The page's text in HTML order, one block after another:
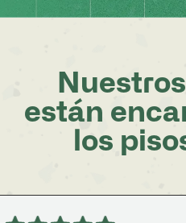
están
los